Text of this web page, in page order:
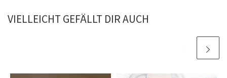
VIELLEICHT GEFÄLLT DIR AUCH